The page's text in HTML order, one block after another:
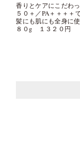
香りとケアにこだ
５０＋／PA＋＋＋＋
髪にも肌にも全身に
８０g １３２０円